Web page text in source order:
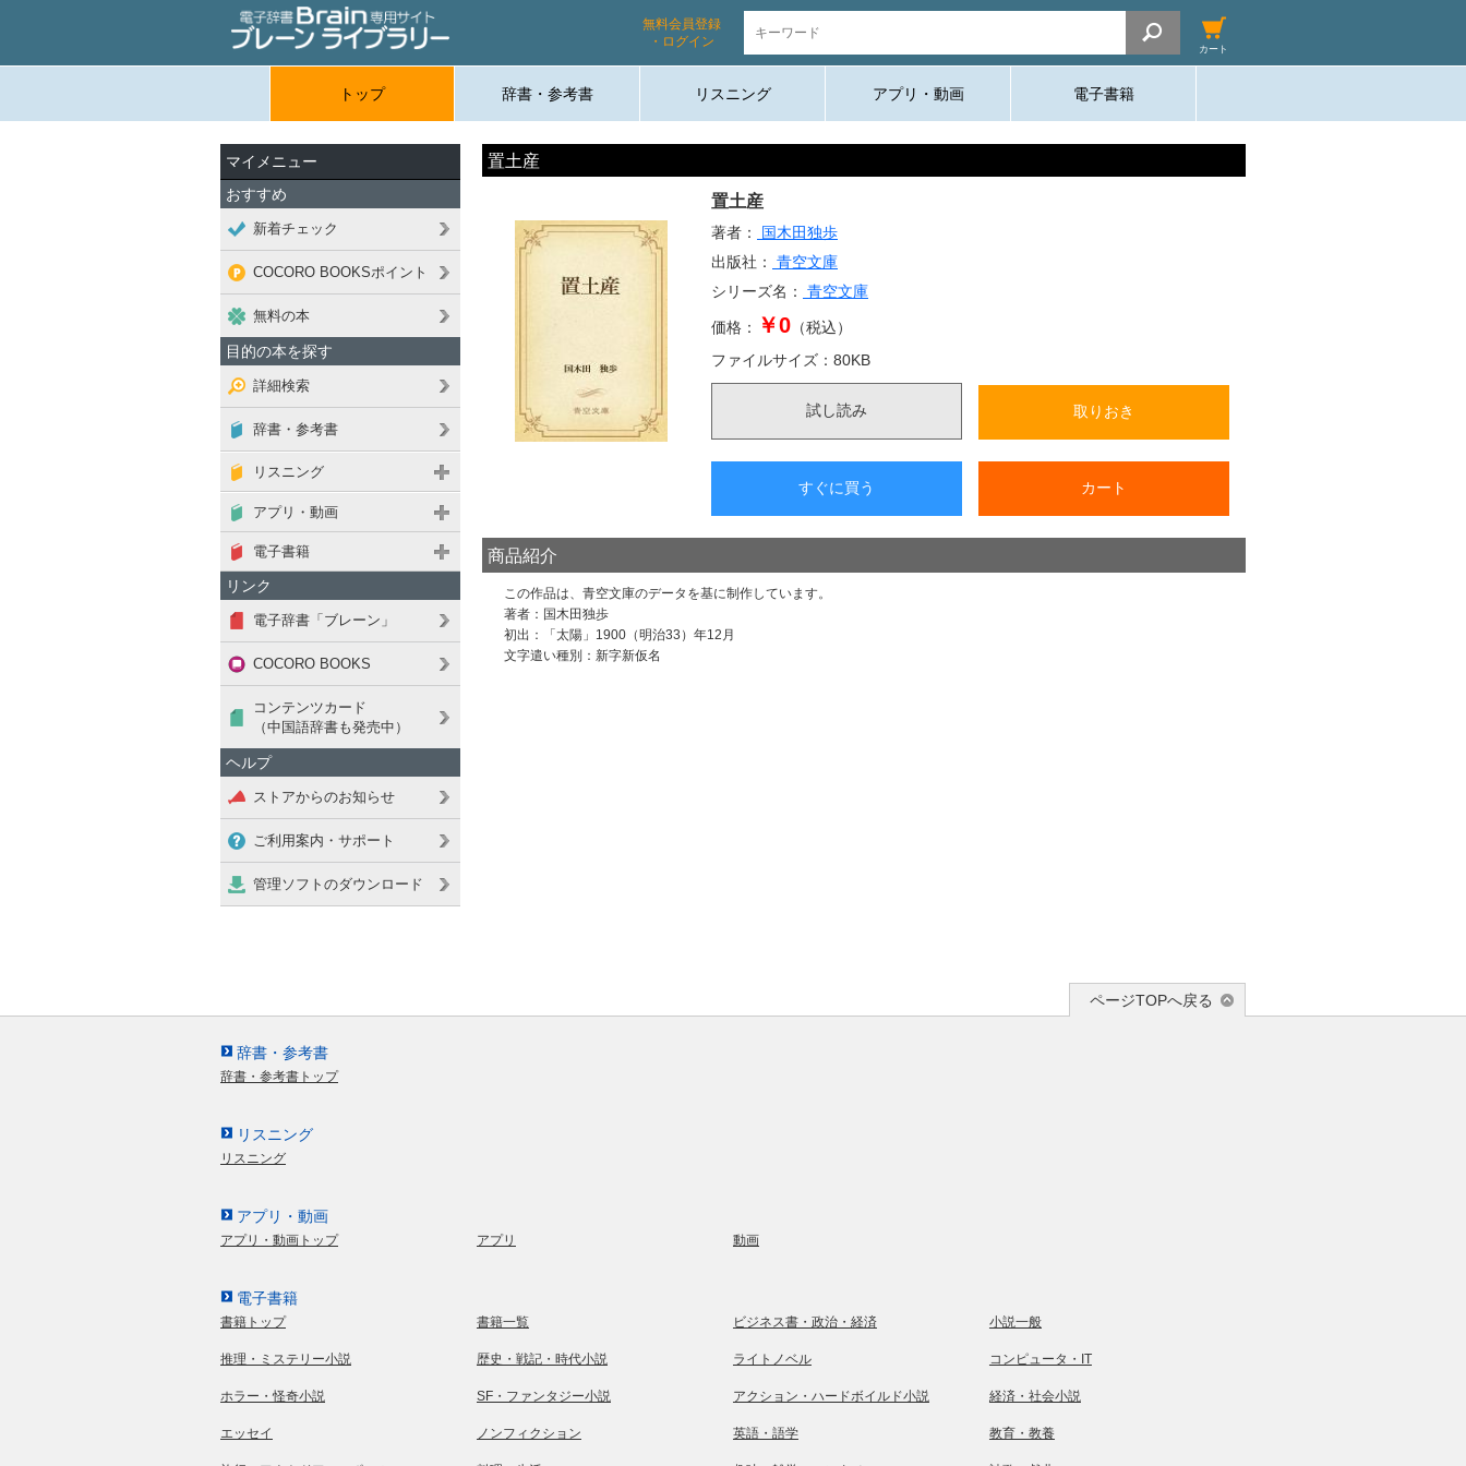
無料会員登録
・ログイン
カート
トップ 辞書・参考書 リスニング アプリ・動画 電子書籍
置土産
置土産
著者：
国木田独歩
出版社：
青空文庫
シリーズ名：
青空文庫
価格： ￥0 （税込）
ファイルサイズ： 80KB
試し読み 取りおき
すぐに買う カート
商品紹介
この作品は、青空文庫のデータを基に制作しています。
著者：国木田独歩
初出：「太陽」1900（明治33）年12月
文字遣い種別：新字新仮名
マイメニュー
おすすめ
新着チェック
COCORO BOOKSポイント
無料の本
目的の本を探す
詳細検索
辞書・参考書
リスニング
アプリ・動画
電子書籍
リンク
電子辞書「ブレーン」
COCORO BOOKS
コンテンツカード
（中国語辞書も発売中）
ヘルプ
ストアからのお知らせ
ご利用案内・サポート
管理ソフトのダウンロード
辞書・参考書
辞書・参考書トップ
リスニング
リスニング
アプリ・動画
アプリ・動画トップ アプリ 動画
電子書籍
書籍トップ 書籍一覧 ビジネス書・政治・経済 小説一般
推理・ミステリー小説 歴史・戦記・時代小説 ライトノベル コンピュータ・IT
ホラー・怪奇小説 SF・ファンタジー小説 アクション・ハードボイルド小説 経済・社会小説
エッセイ ノンフィクション 英語・語学 教育・教養
ページTOPへ戻る